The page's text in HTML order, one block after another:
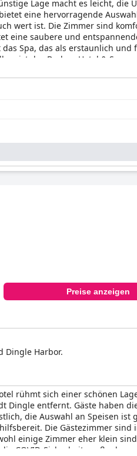
Lage macht es leicht, die
eine hervorragende
wert ist. Die Zimmer sind
eine saubere und
Spa, das als erstaunlich und
ist das Brehon Hotel & Spa
Preise anzeigen
Dingle Harbor.
rühmt sich einer schönen
Dingle entfernt. Gäste haben
die Auswahl an Speisen ist
Die Gästezimmer sind
einige Zimmer eher klein
COVID-